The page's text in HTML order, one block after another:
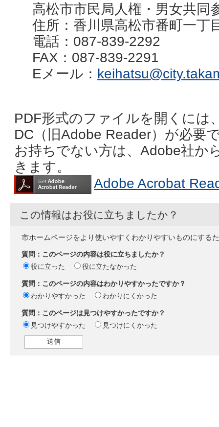
高松市市民局人権・男女共同
住所：香川県高松市番町一丁
電話：087-839-2292
FAX：087-839-2291
Eメール：
PDF形式のファイルを開くには
DC（旧Adobe Reader）が必要
お持ちでない方は、Adobe社か
きます。
Adobe Acrobat
この情報はお役に立ちましたか？
市ホームページをより使いやすくわかりやすいものにする
質問：このページの内容は役に立ちましたか？
役に立った
役に立たなかった
質問：このページの内容はわかりやすかったですか？
わかりやすかった
わかりにくかった
質問：このページは見つけやすかったですか？
見つけやすかった
見つけにくかった